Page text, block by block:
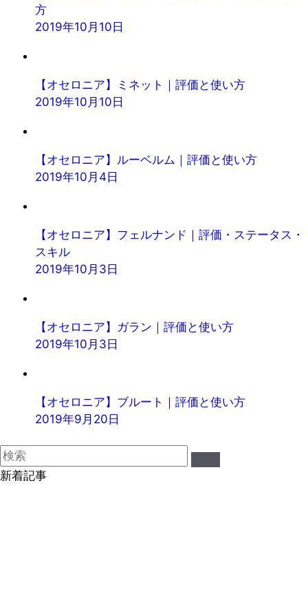
方
2019年10月10日
【オセロニア】ミネット｜評価と使い方
2019年10月10日
【オセロニア】ルーベルム｜評価と使い方
2019年10月4日
【オセロニア】フェルナンド｜評価・ステータス・
スキル
2019年10月3日
【オセロニア】ガラン｜評価と使い方
2019年10月3日
【オセロニア】ブルート｜評価と使い方
2019年9月20日
新着記事